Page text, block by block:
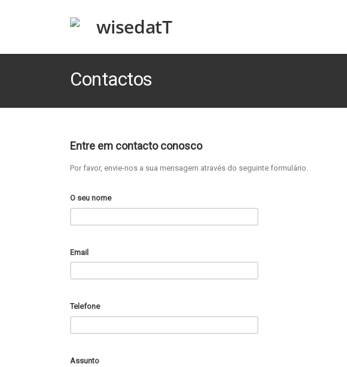
Contactos
Entre em contacto conosco
Por favor, envie-nos a sua mensagem através do seguinte formulário.
O seu nome
Email
Telefone
Assunto